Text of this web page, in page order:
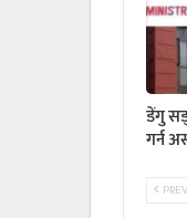
डेंगु
गर्न
PREV